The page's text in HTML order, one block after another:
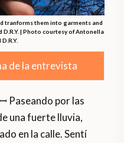
tranforms them into garments and
| Photo courtesy of Antonella
de la entrevista
Paseando por las
una fuerte lluvia,
en la calle. Sentí